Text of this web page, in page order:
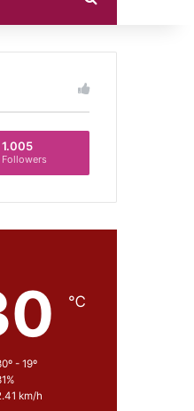
1.005
Followers
℃
- 19º
km/h